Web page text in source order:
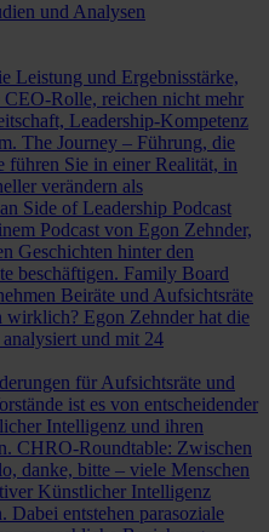
und Analysen
Leistung und Ergebnisstärke,
Rolle, reichen nicht mehr
Leadership-Kompetenz
The Journey – Führung, die
führen Sie in einer Realität, in
verändern als
Side of Leadership Podcast
Podcast von Egon Zehnder,
Geschichten hinter den
beschäftigen. Family Board
Beiräte und Aufsichtsräte
wirklich? Egon Zehnder hat die
und mit 24
für Aufsichtsräte und
ist es von entscheidender
Intelligenz und ihren
CHRO-Roundtable: Zwischen
danke, bitte – viele Menschen
Künstlicher Intelligenz
entstehen parasoziale